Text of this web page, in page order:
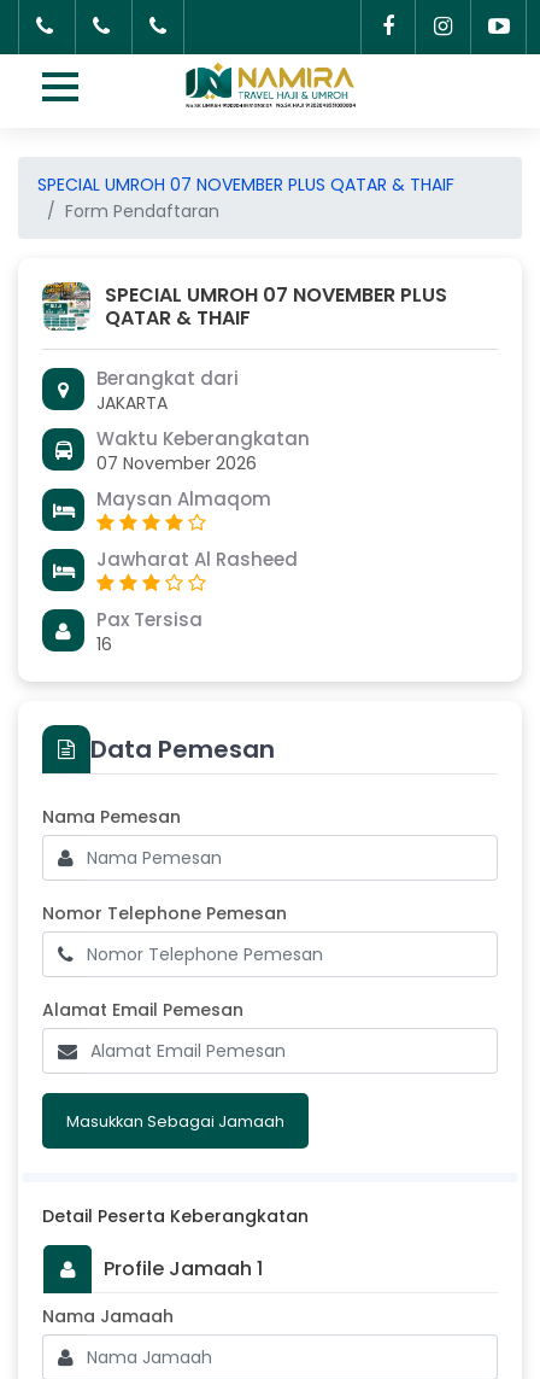
SPECIAL UMROH 07 NOVEMBER PLUS QATAR & THAIF
Form Pendaftaran
Data Pemesan
Nama Pemesan
Nomor Telephone Pemesan
Alamat Email Pemesan
Masukkan Sebagai Jamaah
Detail Peserta Keberangkatan
Profile Jamaah 1
Nama Jamaah
SPECIAL UMROH 07 NOVEMBER PLUS
QATAR & THAIF
Berangkat dari
JAKARTA
Waktu Keberangkatan
07 November 2026
Maysan Almaqom
Jawharat Al Rasheed
Pax Tersisa
16